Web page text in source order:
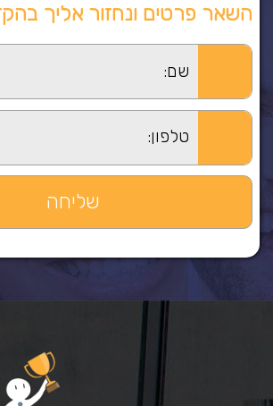
השאר פרטים ונחזור אליך